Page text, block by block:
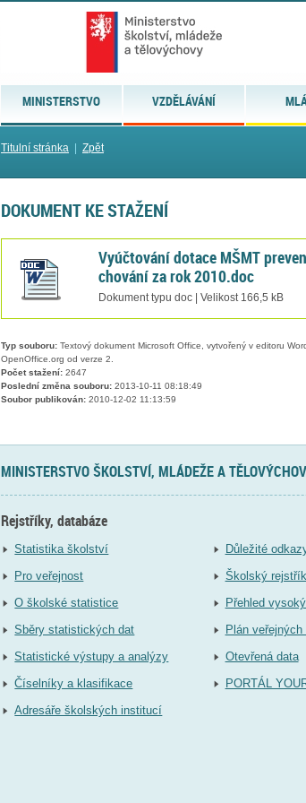
MINISTERSTVO VZDĚLÁVÁNÍ
Titulní stránka Zpět
DOKUMENT KE STAŽENÍ
Vyúčtování dotace MŠMT
chování za rok 2010.doc
Dokument typu doc | Velikost 166,5 kB
Typ souboru: Textový dokument Microsoft Office, vytvořený v editoru
OpenOffice.org od verze 2.
Počet stažení: 2647
Poslední změna souboru: 2013-10-11 08:18:49
Soubor publikován: 2010-12-02 11:13:59
MINISTERSTVO ŠKOLSTVÍ, MLÁDEŽE A
Rejstříky, databáze
Statistika školství
Pro veřejnost
O školské statistice
Sběry statistických dat
Statistické výstupy a analýzy
Číselníky a klasifikace
Adresáře školských institucí
Důležité
Školský rejstřík
Přehled
Plán
Otevřená data
PORTÁL